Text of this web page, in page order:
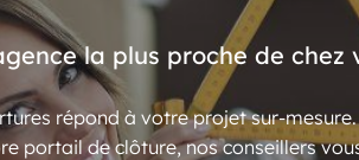
la plus proche de chez
répond à votre projet sur-
portail de clôture, nos conseillers